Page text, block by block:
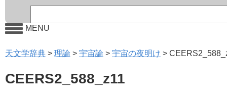
MENU
天文学辞典 > 理論 > 宇宙論 > 宇宙の夜明け >
CEERS2_588_z11